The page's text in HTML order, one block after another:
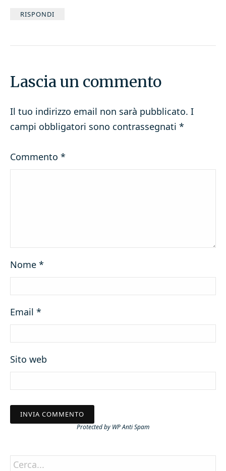
RISPONDI
Lascia un commento
Il tuo indirizzo email non sarà pubblicato. I
campi obbligatori sono contrassegnati *
Commento *
Nome *
Email *
Sito web
Protected by WP Anti Spam